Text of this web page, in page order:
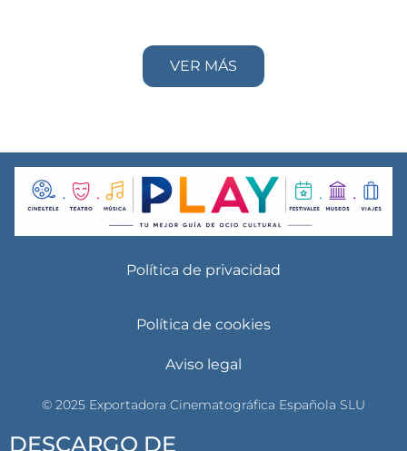
VER MÁS
Política de privacidad
Política de cookies
Aviso legal
© 2025 Exportadora Cinematográfica Española SLU
DESCARGO DE